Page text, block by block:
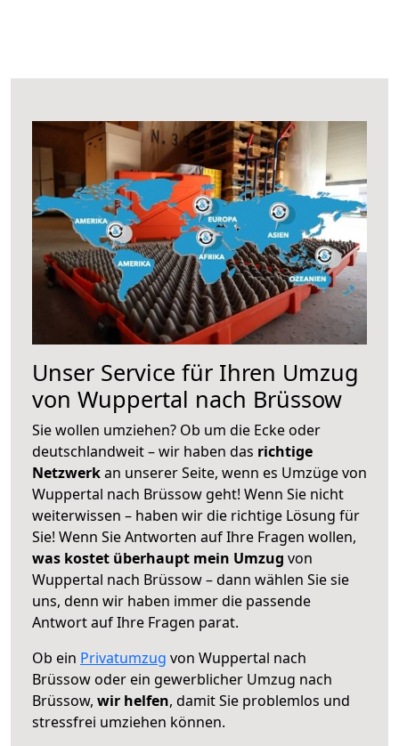
Unser Service für Ihren Umzug
von Wuppertal nach Brüssow
Sie wollen umziehen? Ob um die Ecke oder
deutschlandweit – wir haben das richtige
Netzwerkan unserer Seite, wenn es Umzüge von
Wuppertal nach Brüssow geht! Wenn Sie nicht
weiterwissen – haben wir die richtige Lösung für
Sie! Wenn Sie Antworten auf Ihre Fragen wollen,
was kostet überhaupt mein Umzug von
Wuppertal nach Brüssow – dann wählen Sie sie
uns, denn wir haben immer die passende
Antwort auf Ihre Fragen parat.
Ob ein Privatumzug von Wuppertal nach
Brüssow oder ein gewerblicher Umzug nach
Brüssow, wir helfen, damit Sie problemlos und
stressfrei umziehen können.